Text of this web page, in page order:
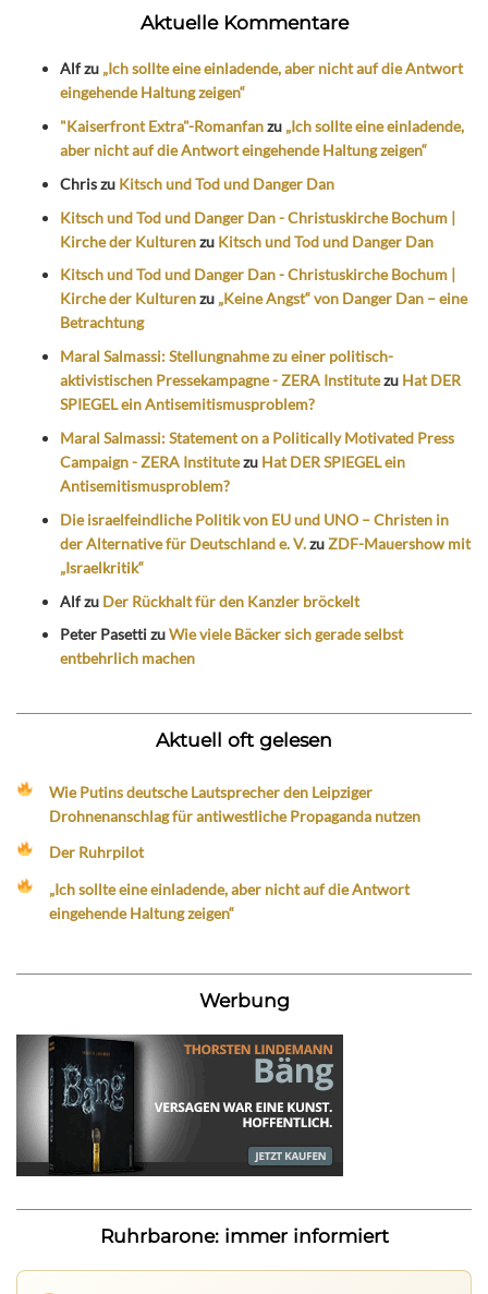
Aktuelle Kommentare
Alfzu „Ich sollte eine einladende, aber nicht auf die Antwort
eingehende Haltung zeigen“
"Kaiserfront Extra"-Romanfanzu „Ich sollte eine einladende,
aber nicht auf die Antwort eingehende Haltung zeigen“
Chriszu Kitsch und Tod und Danger Dan
Kitsch und Tod und Danger Dan - Christuskirche Bochum |
Kirche der Kulturenzu Kitsch und Tod und Danger Dan
Kitsch und Tod und Danger Dan - Christuskirche Bochum |
Kirche der Kulturenzu „Keine Angst“ von Danger Dan – eine
Betrachtung
Maral Salmassi: Stellungnahme zu einer politisch-
aktivistischen Pressekampagne - ZERA Institutezu Hat DER
SPIEGEL ein Antisemitismusproblem?
Maral Salmassi: Statement on a Politically Motivated Press
Campaign - ZERA Institutezu Hat DER SPIEGEL ein
Antisemitismusproblem?
Die israelfeindliche Politik von EU und UNO – Christen in
der Alternative für Deutschland e. V.zuZDF-Mauershow mit
„Israelkritik“
Alfzu Der Rückhalt für den Kanzler bröckelt
Peter PasettizuWie viele Bäcker sich gerade selbst
entbehrlich machen
Aktuell oft gelesen
Wie Putins deutsche Lautsprecher den Leipziger
Drohnenanschlag für antiwestliche Propaganda nutzen
Der Ruhrpilot
„Ich sollte eine einladende, aber nicht auf die Antwort
eingehende Haltung zeigen“
Werbung
Ruhrbarone: immer informiert